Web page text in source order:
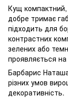
Кущ
добре тримає
підходить для
контрастних
зелених або
проявляється на
Барбарис
різних умов
декоративність.